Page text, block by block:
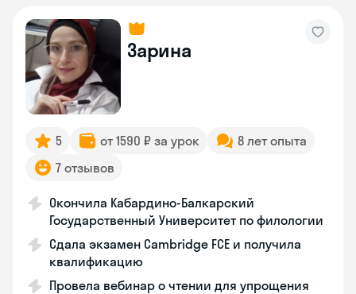
Зарина
5 от 1590 ₽ за урок
8 лет опыта
7 отзывов
Окончила Кабардино-Балкарский
Государственный Университет по филологии
Сдала экзамен Cambridge FCE и получила
квалификацию
Провела вебинар о чтении для упрощения